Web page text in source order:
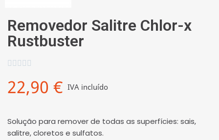
Removedor Salitre Chlor-x
Rustbuster
    
22,90 € IVA incluído
Solução para remover de todas as superfícies: sais,
salitre, cloretos e sulfatos.